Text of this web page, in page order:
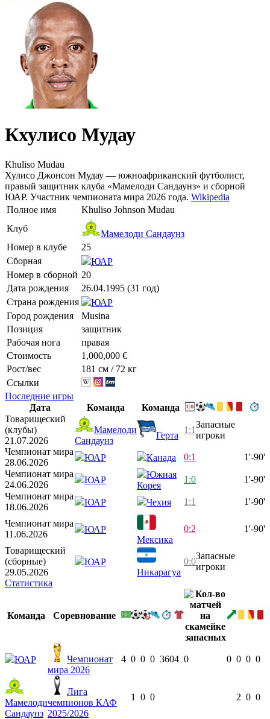
Кхулисо Мудау
Khuliso Mudau
Хулисо Джонсон Мудау — южноафриканский футболист,
правый защитник клуба «Мамелоди Сандаунз» и сборной
ЮАР. Участник чемпионата мира 2026 года. Wikipedia
Полное имя
Khuliso Johnson Mudau
Клуб
Мамелоди Сандаунз
Номер в клубе
25
Сборная
ЮАР
Номер в сборной 20
Дата рождения
26.04.1995 (31 год)
Страна рождения
ЮАР
Город рождения
Musina
Позиция
защитник
Рабочая нога
правая
Стоимость
1,000,000 €
Рост/вес
181 см / 72 кг
Ссылки
Последние игры
Дата
Команда
Команда
Товарищеский
(клубы)
21.07.2026
Мамелоди
Сандаунз
Герта
1:1
Запасные
игроки
Чемпионат мира
28.06.2026
ЮАР Канада 0:1
1'-90'
Чемпионат мира
24.06.2026
ЮАР
Южная
Корея
1:0
1'-90'
Чемпионат мира
18.06.2026
ЮАР Чехия 1:1 1'-90'
Чемпионат мира
11.06.2026
ЮАР
Мексика
0:2 1'-90'
Товарищеский
(сборные)
29.05.2026
ЮАР
Никарагуа
0:0
Запасные
игроки
Статистика
Команда Соревнование
ЮАР
Чемпионат
мира 2026
4 0 0 0 3604 0 0 0 0 0
Мамелоди
Сандаунз
Лига
чемпионов КАФ
2025/2026
1 0 0 2 0 0